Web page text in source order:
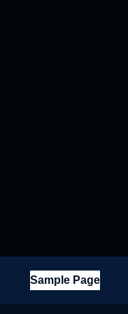
Sample Page